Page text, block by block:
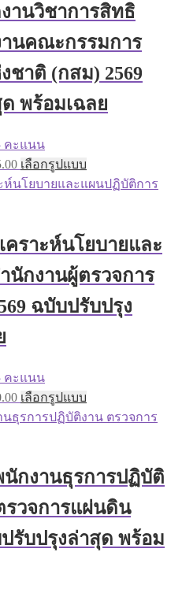
านวิชาการสิทธิ
นคณะกรรมการ
าติ (กสม) 2569
พร้อมเฉลย
คะแนน
Price
range:
฿395.00
เลือกรูปแบบ
product
has
options
be
chosen
on
the
ราะห์นโยบายและ
นักงานผู้ตรวจการ
ฉบับปรับปรุง
คะแนน
Price
range:
฿395.00
เลือกรูปแบบ
product
has
options
be
chosen
on
the
นักงานธุรการปฏิบัติ
รวจการแผ่นดิน
รับปรุงล่าสุด พร้อม